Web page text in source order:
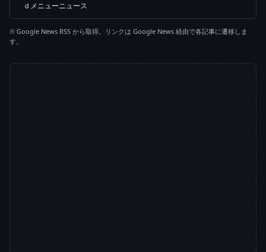
ｄメニューニュース
※ Google News RSS から取得。リンクは Google News 経由で各記事に遷移しま
す。